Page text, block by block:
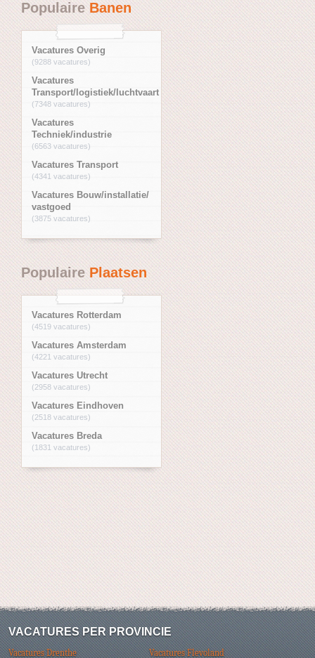
PopulaireBanen
Vacatures Overig
(9288 vacatures)
Vacatures
Transport/logistiek/luchtvaart
(7348 vacatures)
Vacatures
Techniek/industrie
(6563 vacatures)
Vacatures Transport
(4341 vacatures)
Vacatures Bouw/installatie/
vastgoed
(3875 vacatures)
PopulairePlaatsen
Vacatures Rotterdam
(4519 vacatures)
Vacatures Amsterdam
(4221 vacatures)
Vacatures Utrecht
(2958 vacatures)
Vacatures Eindhoven
(2518 vacatures)
Vacatures Breda
(1831 vacatures)
VACATURES PER PROVINCIE
Vacatures Drenthe Vacatures Flevoland